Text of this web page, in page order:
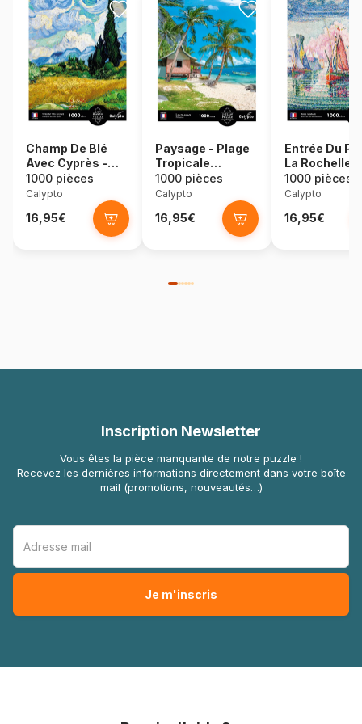
Champ De Blé
Avec Cyprès -
Vincent Van Gogh
1000 pièces
Calypto
16,95€
Paysage - Plage
Tropicale
Palawan -
Philippines
1000 pièces
Calypto
16,95€
Entrée Du
La Rochelle -
Signac
1000 pièces
Calypto
16,95€
Inscription Newsletter
Vous êtes la pièce manquante de notre puzzle !
Recevez les dernières informations directement dans votre boîte
mail (promotions, nouveautés…)